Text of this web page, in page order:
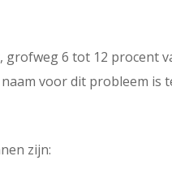
6 tot 12 procent
voor dit probleem is
zijn: